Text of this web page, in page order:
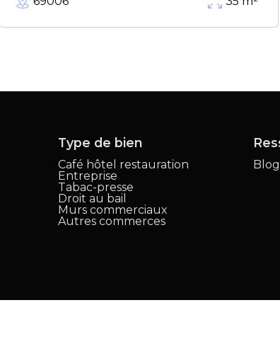
Type de bien
Café hôtel restauration
Entreprise
Tabac-presse
Droit au bail
Murs commerciaux
Autres commerces
Blog